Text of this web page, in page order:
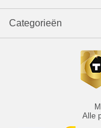
Categorieën
Alle